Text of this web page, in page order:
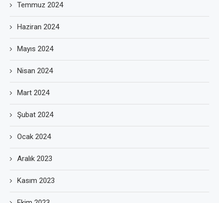
Temmuz 2024
Haziran 2024
Mayıs 2024
Nisan 2024
Mart 2024
Şubat 2024
Ocak 2024
Aralık 2023
Kasım 2023